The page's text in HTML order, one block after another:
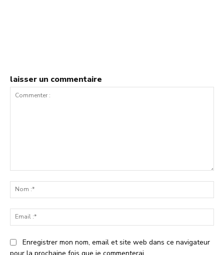
laisser un commentaire
:*
:*
Enregistrer mon nom, email et site web dans ce navigateur